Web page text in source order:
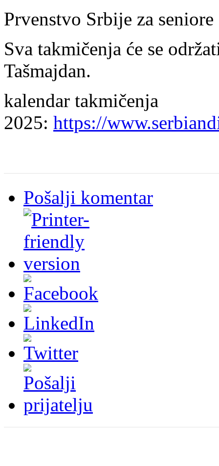
Prvenstvo Srbije za
Sva takmičenja će se
Tašmajdan.
kalendar takmičenja
2025: https://
Pošalji komentar